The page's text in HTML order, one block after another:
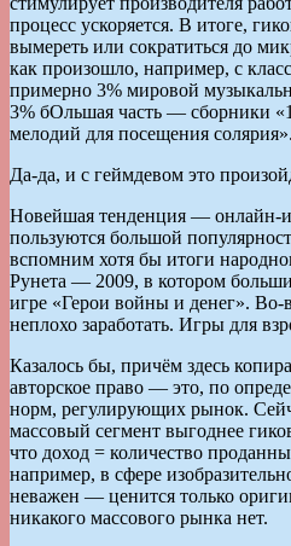
процесс ускоряется. В итоге,
вымереть или сократиться до
как произошло, например, с
примерно 3% мировой
3% бОльшая часть — сборники
мелодий для посещения солярия».
Да-да, и с геймдевом это
Новейшая тенденция — онлайн-
пользуются большой
вспомним хотя бы итоги
Рунета — 2009, в котором
игре «Герои войны и денег».
неплохо заработать. Игры для
Казалось бы, причём здесь
авторское право — это, по
норм, регулирующих рынок.
массовый сегмент выгоднее
что доход = количество
например, в сфере
неважен — ценится только
никакого массового рынка нет.